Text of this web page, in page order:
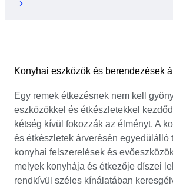
Konyhai eszközök és berendezések
Egy remek étkezésnek nem kell
eszközökkel és étkészletekkel
kétség kívül fokozzák az élményt. A
és étkészletek árverésén egyedülálló
konyhai felszerelések és
melyek konyhája és étkezője díszei
rendkívül széles kínálatában